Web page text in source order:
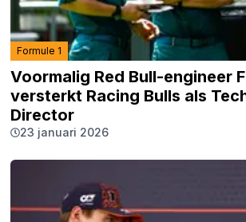
Formule 1
Voormalig Red Bull-engineer
versterkt Racing Bulls als
Director
23 januari 2026